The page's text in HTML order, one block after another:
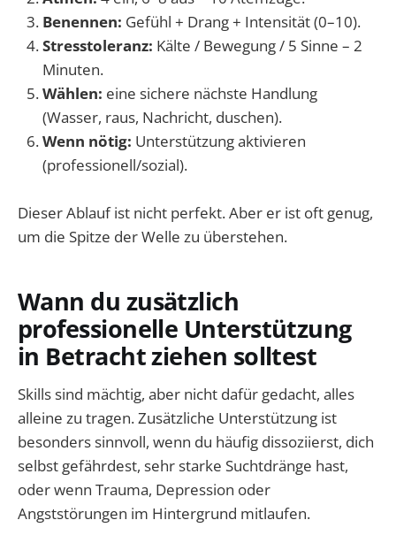
Benennen: Gefühl + Drang + Intensität (0–10).
Stresstoleranz: Kälte / Bewegung / 5 Sinne – 2
Minuten.
Wählen: eine sichere nächste Handlung
(Wasser, raus, Nachricht, duschen).
Wenn nötig: Unterstützung aktivieren
(professionell/sozial).
Dieser Ablauf ist nicht perfekt. Aber er ist oft genug,
um die Spitze der Welle zu überstehen.
Wann du zusätzlich
professionelle Unterstützung
in Betracht ziehen solltest
Skills sind mächtig, aber nicht dafür gedacht, alles
alleine zu tragen. Zusätzliche Unterstützung ist
besonders sinnvoll, wenn du häufig dissoziierst, dich
selbst gefährdest, sehr starke Suchtdränge hast,
oder wenn Trauma, Depression oder
Angststörungen im Hintergrund mitlaufen.